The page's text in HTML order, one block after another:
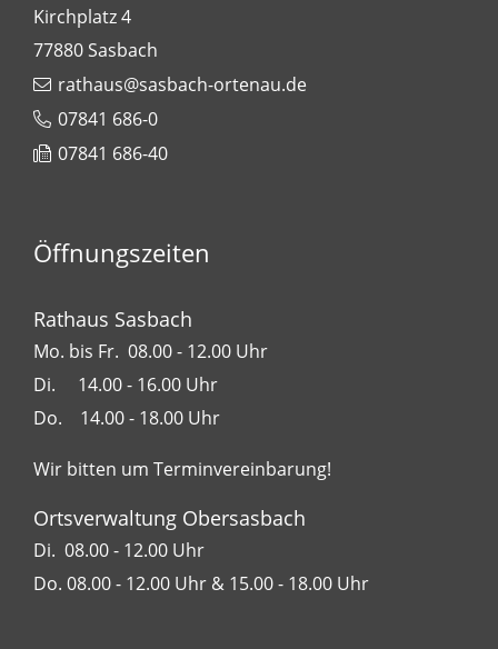
Kirchplatz 4
77880Sasbach
rathaus@sasbach-ortenau.de
07841 686-0
07841 686-40
Öffnungszeiten
Rathaus Sasbach
Mo. bis Fr. 08.00 - 12.00 Uhr
Di. 14.00 - 16.00 Uhr
Do. 14.00 - 18.00 Uhr
Wir bitten um Terminvereinbarung!
Ortsverwaltung Obersasbach
Di. 08.00 - 12.00 Uhr
Do. 08.00 - 12.00 Uhr & 15.00 - 18.00 Uhr